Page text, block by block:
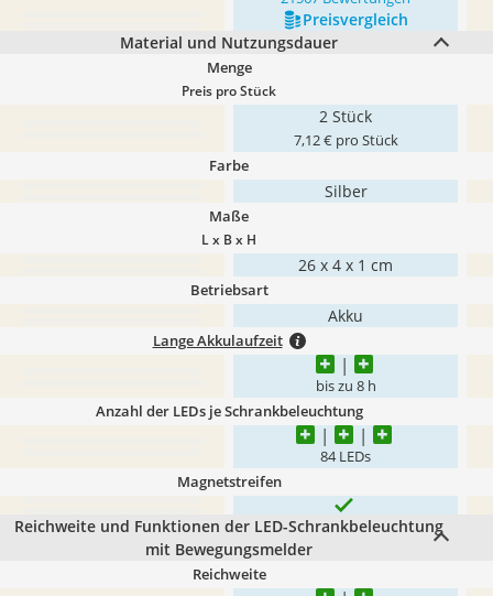
Preis­vergleich
Material und Nutzungsdauer
Menge
Preis pro Stück
2 Stück
7,12 € pro Stück
Farbe
Silber
Maße
L x B x H
26 x 4 x 1 cm
Betriebsart
Akku
Lange Akkulaufzeit
bis zu 8 h
Anzahl der LEDs je Schrankbeleuchtung
84 LEDs
Magnetstreifen
Reichweite und Funktionen der LED-Schrankbeleuchtung
mit Bewegungsmelder
Reichweite